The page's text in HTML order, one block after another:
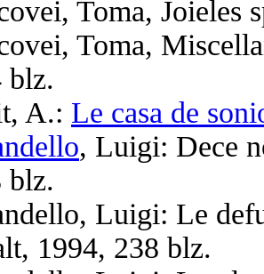
Toma, Joieles
Toma,
blz.
A.: Le casa de
, Luigi: Dece
blz.
Luigi: Le
1994, 238 blz.